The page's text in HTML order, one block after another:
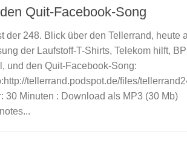
Quit-Facebook-Song
der 248. Blick über den Tellerrand, heute
der Laufstoff-T-Shirts, Telekom hilft,
und den Quit-Facebook-Song:
tellerrand.podspot.de/files/
30 Minuten : Download als MP3 (30 Mb)